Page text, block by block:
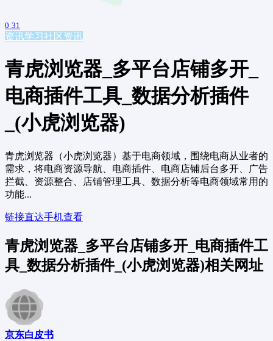
0 31
资讯学习 社区资讯
青虎浏览器_多平台店铺多开_
电商插件工具_数据分析插件
_(小虎浏览器)
青虎浏览器（小虎浏览器）基于电商领域，围绕电商从业者的
需求，将电商资源导航、电商插件、电商店铺后台多开、广告
拦截、资源整合、店铺管理工具、数据分析等电商领域常用的
功能...
链接直达手机查看
青虎浏览器_多平台店铺多开_电商插件工
具_数据分析插件_(小虎浏览器)相关网址
京东白皮书